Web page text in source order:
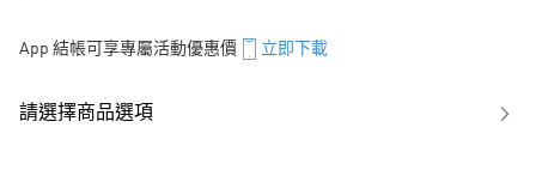
App 結帳可享專屬活動優惠價 立即下載
請選擇商品選項